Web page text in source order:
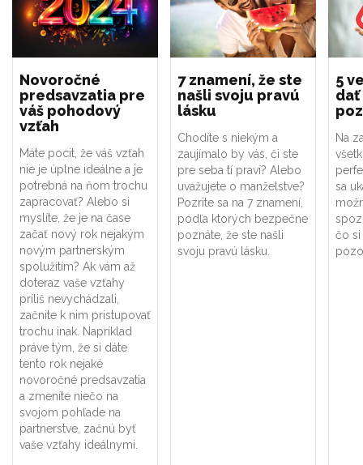
Novoročné
predsavzatia pre
váš pohodový
vzťah
Máte pocit, že váš vzťah
nie je úplne ideálne a je
potrebná na ňom trochu
zapracovať? Alebo si
myslíte, že je na čase
začať nový rok nejakým
novým partnerským
spolužitím? Ak vám až
doteraz vaše vzťahy
príliš nevychádzali,
začnite k nim pristupovať
trochu inak. Napríklad
práve tým, že si dáte
tento rok nejaké
novoročné predsavzatia
a zmeníte niečo na
svojom pohľade na
partnerstve, začnú byť
vaše vzťahy ideálnymi.
7 znamení, že ste
našli svoju pravú
lásku
Chodíte s niekým a
zaujímalo by vás, či ste
pre seba tí praví? Alebo
uvažujete o manželstve?
Pozrite sa na 7 znamení,
podľa ktorých bezpečne
poznáte, že ste našli
svoju pravú lásku.
5
dať
Na
sa
čo si